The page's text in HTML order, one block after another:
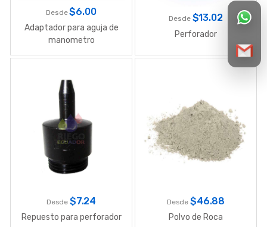
Desde$6.00
Adaptador para aguja de
manometro
Desde $13.02
Perforador
Desde $7.24
Repuesto para perforador
Desde $46.88
Polvo de Roca